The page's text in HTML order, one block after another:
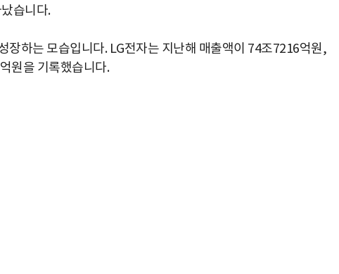
습니다.
장하는 모습입니다. LG전자는 지난해 매출액이 74조7216억원,
원을 기록했습니다.